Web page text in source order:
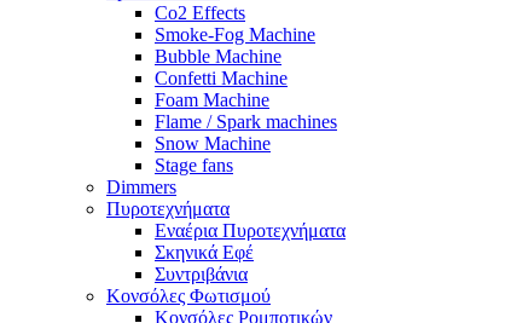
Co2 Effects
Smoke-Fog Machine
Bubble Machine
Confetti Machine
Foam Machine
Flame / Spark machines
Snow Machine
Stage fans
Dimmers
Πυροτεχνήματα
Εναέρια Πυροτεχνήματα
Σκηνικά Εφέ
Συντριβάνια
Κονσόλες Φωτισμού
Κονσόλες Ρομποτικών